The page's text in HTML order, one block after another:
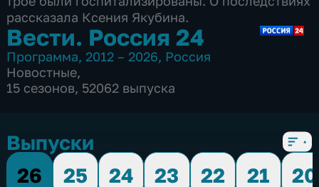
рассказала Ксения Якубина.
Вести. Россия 24
Программа, 2012 – 2026, Россия
Новостные,
15 сезонов, 52062 выпуска
Выпуски
26
25 24 23 22 21
20